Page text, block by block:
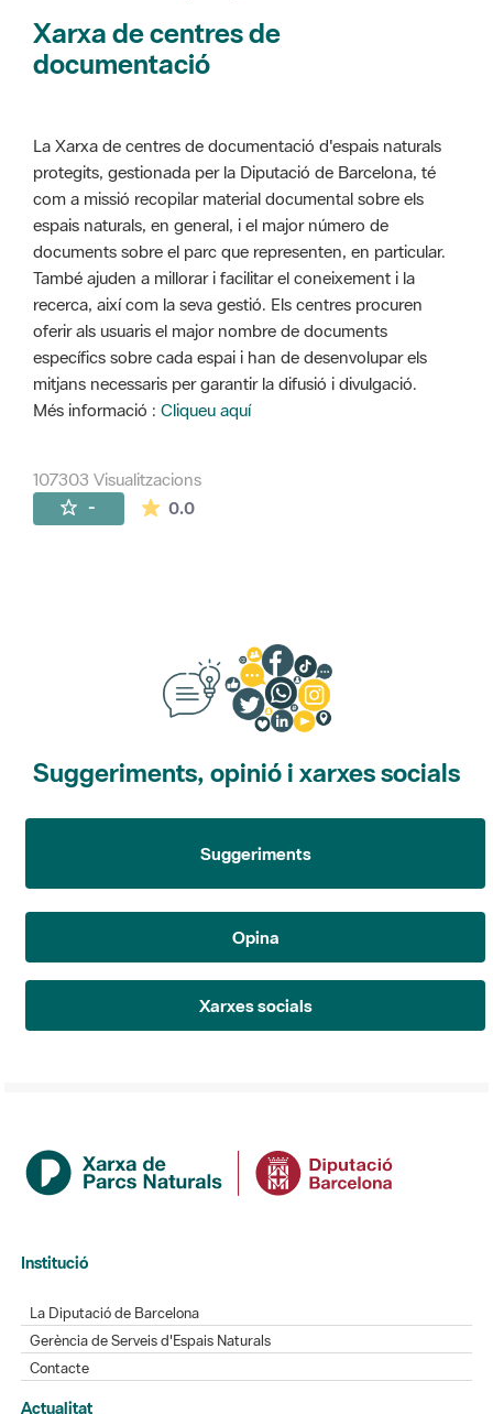
Xarxa de centres de
documentació
La Xarxa de centres de documentació d'espais naturals
protegits, gestionada per la Diputació de Barcelona, té
com a missió recopilar material documental sobre els
espais naturals, en general, i el major número de
documents sobre el parc que representen, en particular.
També ajuden a millorar i facilitar el coneixement i la
recerca, així com la seva gestió. Els centres procuren
oferir als usuaris el major nombre de documents
específics sobre cada espai i han de desenvolupar els
mitjans necessaris per garantir la difusió i divulgació.
Més informació : Cliqueu aquí
107303 Visualitzacions
- 0.0La mitjana de les valoracions és de 0
Suggeriments, opinió i xarxes socials
Suggeriments
Opina
Xarxes socials
Institució
La Diputació de Barcelona
Gerència de Serveis d'Espais Naturals
Contacte
Actualitat